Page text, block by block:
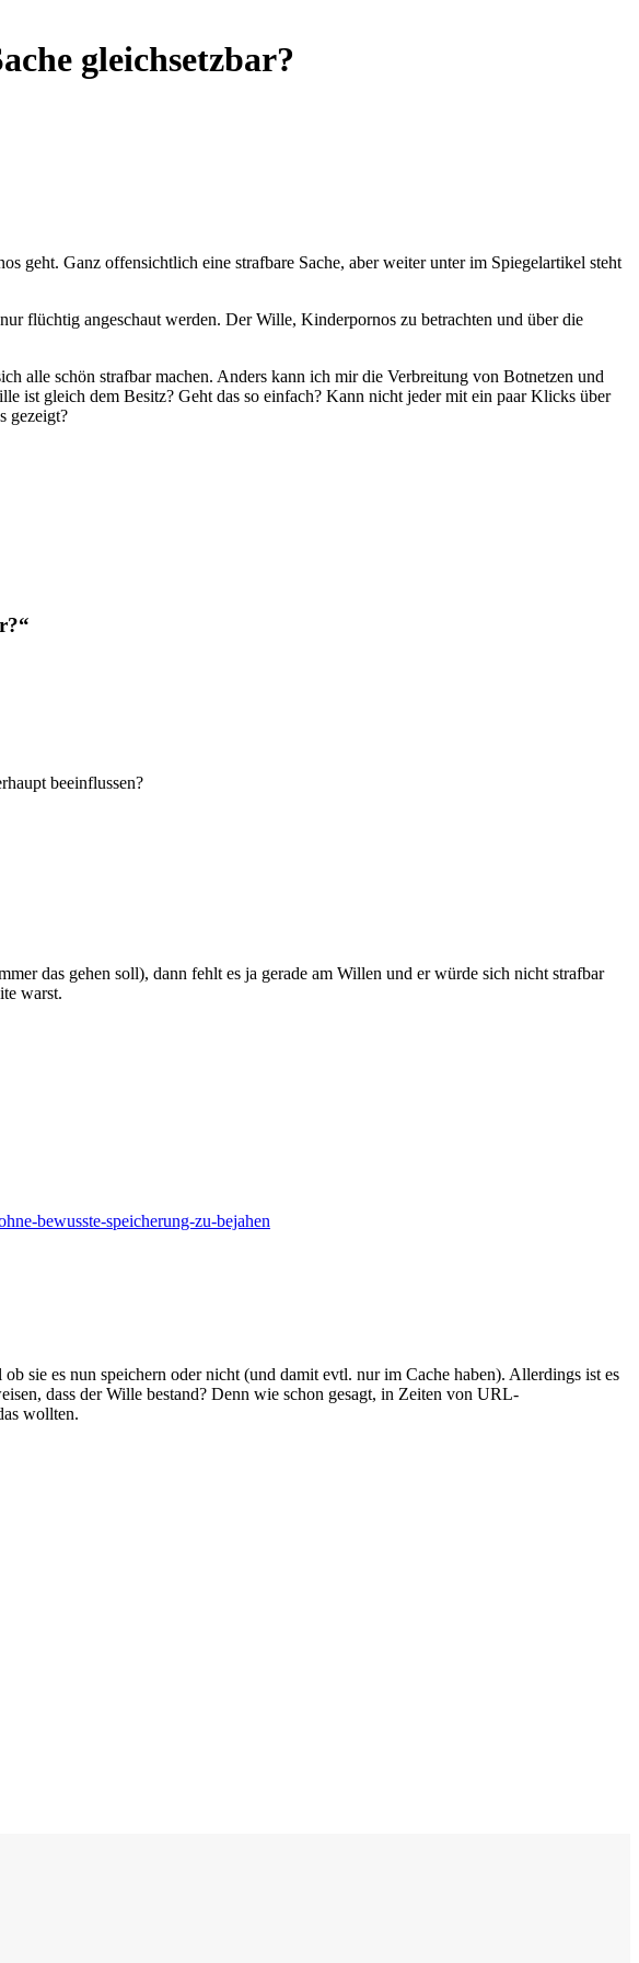
gleichsetzbar?
geht. Ganz offensichtlich eine strafbare Sache, aber weiter unter im Spiegelartikel steht
flüchtig angeschaut werden. Der Wille, Kinderpornos zu betrachten und über die
alle schön strafbar machen. Anders kann ich mir die Verbreitung von Botnetzen und
ist gleich dem Besitz? Geht das so einfach? Kann nicht jeder mit ein paar Klicks über
gezeigt?
beeinflussen?
das gehen soll), dann fehlt es ja gerade am Willen und er würde sich nicht strafbar
warst.
bewusste-speicherung-zu-bejahen
sie es nun speichern oder nicht (und damit evtl. nur im Cache haben). Allerdings ist es
dass der Wille bestand? Denn wie schon gesagt, in Zeiten von URL-
wollten.